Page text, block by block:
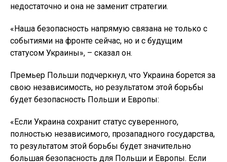
недостаточно и она не заменит стратегии.
«Наша безопасность напрямую связана не только с
событиями на фронте сейчас, но и с будущим
статусом Украины», – сказал он.
Премьер Польши подчеркнул, что Украина борется за
свою независимость, но результатом этой борьбы
будет безопасность Польши и Европы:
«Если Украина сохранит статус суверенного,
полностью независимого, прозападного государства,
то результатом этой борьбы будет значительно
большая безопасность для Польши и Европы. Если